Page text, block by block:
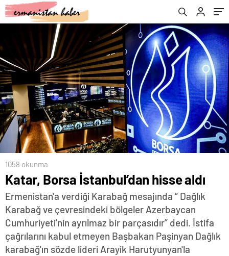
1058 okunma
Katar, Borsa İstanbul’dan hisse aldı
Ermenistan'a verdiği Karabağ mesajında “ Dağlık
Karabağ ve çevresindeki bölgeler Azerbaycan
Cumhuriyeti'nin ayrılmaz bir parçasıdır” dedi. İstifa
çağrılarını kabul etmeyen Başbakan Paşinyan Dağlık
karabağ'ın sözde lideri Arayik Harutyunyan'la